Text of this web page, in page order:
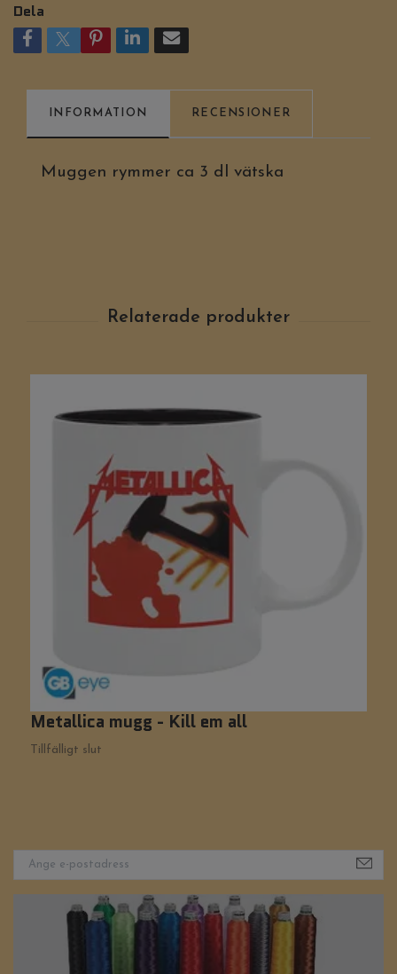
Dela
INFORMATION RECENSIONER
Muggen rymmer ca 3 dl vätska
Metallica mugg - Kill em all
Tillfälligt slut